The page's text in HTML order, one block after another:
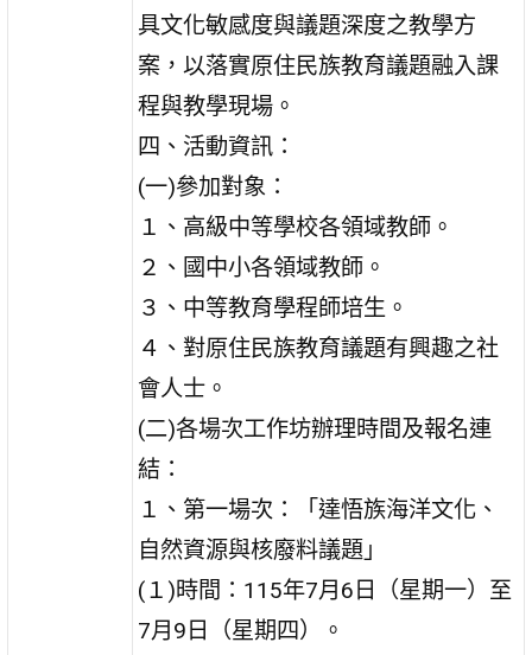
具文化敏感度與議題深度之教學方
案，以落實原住民族教育議題融入課
程與教學現場。
四、活動資訊：
(一)參加對象：
１、高級中等學校各領域教師。
２、國中小各領域教師。
３、中等教育學程師培生。
４、對原住民族教育議題有興趣之社
會人士。
(二)各場次工作坊辦理時間及報名連
結：
１、第一場次：「達悟族海洋文化、
自然資源與核廢料議題」
(１)時間：115年7月6日（星期一）至
7月9日（星期四）。